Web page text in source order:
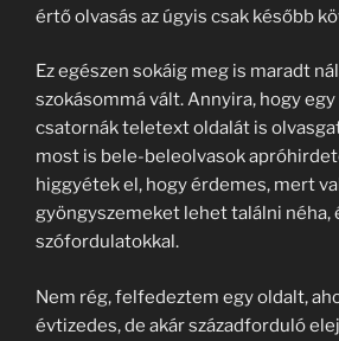
értő olvasás az úgyis csak később
Ez egészen sokáig meg is maradt
szokásommá vált. Annyira, hogy
csatornák teletext oldalát is
most is bele-beleolvasok
higgyétek el, hogy érdemes, mert
gyöngyszemeket lehet találni néha,
szófordulatokkal.
Nem rég, felfedeztem egy oldalt,
évtizedes, de akár századforduló